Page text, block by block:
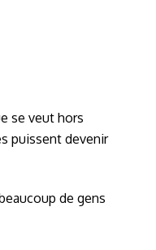
se veut hors
puissent devenir
de gens